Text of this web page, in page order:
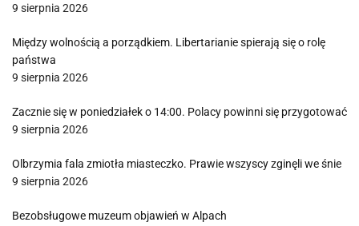
9 sierpnia 2026
Między wolnością a porządkiem. Libertarianie spierają się o rolę
państwa
9 sierpnia 2026
Zacznie się w poniedziałek o 14:00. Polacy powinni się przygotować
9 sierpnia 2026
Olbrzymia fala zmiotła miasteczko. Prawie wszyscy zginęli we śnie
9 sierpnia 2026
Bezobsługowe muzeum objawień w Alpach